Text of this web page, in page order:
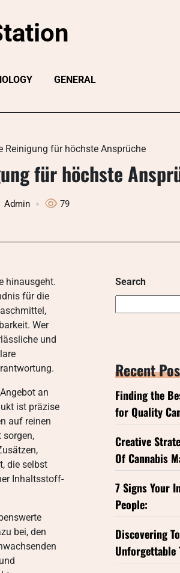
GENERAL
Reinigung für höchste Ansprüche
für höchste
Admin 79
hinausgeht.
für die
Wer
und
an
ist präzise
auf reinen
die selbst
Inhaltsstoff-
bei, den
Search
Recent
Finding the
for Quality
Creative
Of Cannabis
7 Signs Your
People:
Discovering
Unforgettable